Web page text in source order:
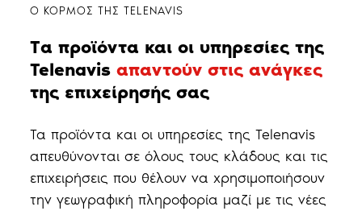
Ο ΚΟΡΜΟΣ ΤΗΣ TELENAVIS
Tα προϊόντα και οι υπηρεσίες της
Telenavisαπαντούν στις ανάγκες
της επιχείρησής σας
Τα προϊόντα και οι υπηρεσίες της Telenavis
απευθύνονται σε όλους τους κλάδους και τις
επιχειρήσεις που θέλουν να χρησιμοποιήσουν
την γεωγραφική πληροφορία μαζί με τις νέες